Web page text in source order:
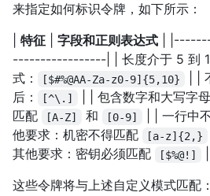
来指定如何标识令牌，如下所示：
特征 字段和正则表达式 |
-----------------| | 长度介于 5 到
式：
[$#%@AA-Za-z0-9]{5,10} | |
后：
[^\.]
| | 包含数字和大写字
匹配
[A-Z] 和 [0-9]
| | 一行中
他要求：机密不得匹配
[a-z]{2,}
其他要求：密钥必须匹配
[$%@!]
这些令牌将与上述自定义模式匹配：